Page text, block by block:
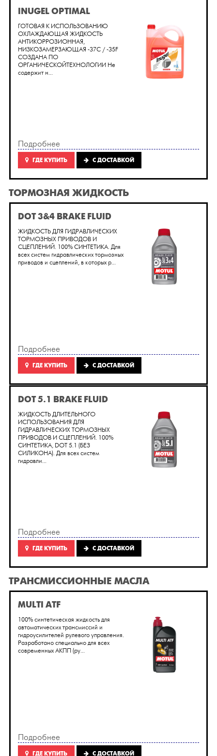
INUGEL OPTIMAL
ГОТОВАЯ К ИСПОЛЬЗОВАНИЮ
ОХЛАЖДАЮЩАЯ ЖИДКОСТЬ
АНТИКОРРОЗИОННАЯ,
НИЗКОЗАМЕРЗАЮЩАЯ -37C / -35F
СОЗДАНА ПО
ОРГАНИЧЕСКОЙТЕХНОЛОГИИ Не
содержит н...
Подробнее
ГДЕ КУПИТЬ C ДОСТАВКОЙ
ТОРМОЗНАЯ ЖИДКОСТЬ
DOT 3&4 BRAKE FLUID
ЖИДКОСТЬ ДЛЯ ГИДРАВЛИЧЕСКИХ
ТОРМОЗНЫХ ПРИВОДОВ И
СЦЕПЛЕНИЙ. 100% СИНТЕТИКА. Для
всех систем гидравлических тормозных
приводов и сцеплений, в которых р...
Подробнее
ГДЕ КУПИТЬ C ДОСТАВКОЙ
DOT 5.1 BRAKE FLUID
ЖИДКОСТЬ ДЛИТЕЛЬНОГО
ИСПОЛЬЗОВАНИЯ ДЛЯ
ГИДРАВЛИЧЕСКИХ ТОРМОЗНЫХ
ПРИВОДОВ И СЦЕПЛЕНИЙ. 100%
СИНТЕТИКА, DOT 5.1 (БЕЗ
СИЛИКОНА). Для всех систем
гидравли...
Подробнее
ГДЕ КУПИТЬ C ДОСТАВКОЙ
ТРАНСМИССИОННЫЕ МАСЛА
MULTI ATF
100% синтетическая жидкость для
автоматических трансмиссий и
гидроусилителей рулевого управления.
Разработано специально для всех
современных АКПП (ру...
Подробнее
ГДЕ КУПИТЬ C ДОСТАВКОЙ